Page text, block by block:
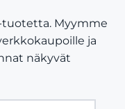
tuotetta. Myymme
ja
näkyvät